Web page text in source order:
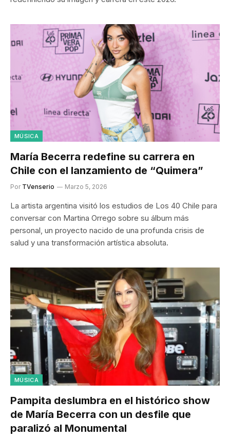
MÚSICA
María Becerra redefine su carrera en
Chile con el lanzamiento de “Quimera”
Por TVenserio Marzo 5, 2026
La artista argentina visitó los estudios de Los 40 Chile para
conversar con Martina Orrego sobre su álbum más
personal, un proyecto nacido de una profunda crisis de
salud y una transformación artística absoluta.
MÚSICA
Pampita deslumbra en el histórico show
de María Becerra con un desfile que
paralizó al Monumental